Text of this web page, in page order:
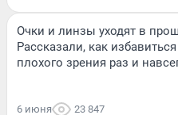
Очки и линзы уходят в
Рассказали, как
плохого зрения раз и
6 июня 23 847